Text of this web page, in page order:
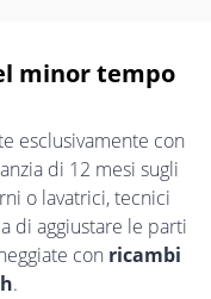
minor tempo
esclusivamente con
di 12 mesi sugli
o lavatrici, tecnici
di aggiustare le parti
con ricambi
.